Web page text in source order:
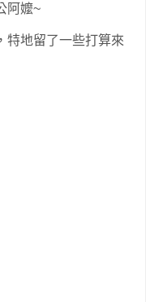
阿嬤~
特地留了一些打算來